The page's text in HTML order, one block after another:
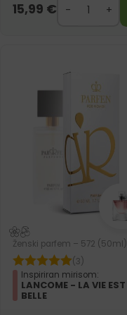
15,99 €
Ženski parfem – 572 (50ml)
(3)
Inspiriran mirisom:
LANCOME - LA VIE EST
BELLE